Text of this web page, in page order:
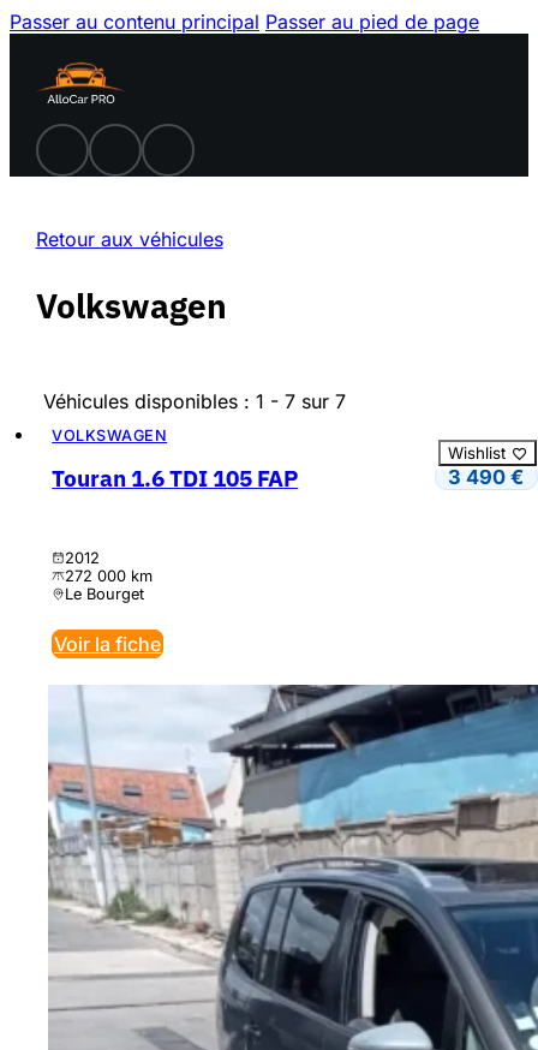
Passer au contenu principal Passer au pied de page
Retour aux véhicules
Volkswagen
Véhicules disponibles : 1 - 7 sur 7
VOLKSWAGEN
Touran 1.6 TDI 105 FAP 3 490€
2012
272 000 km
Le Bourget
Voir la fiche
Wishlist